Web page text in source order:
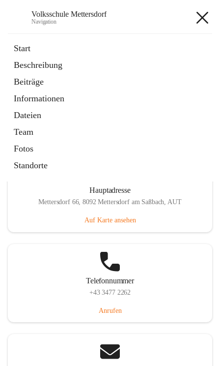
Volksschule Mettersdorf
Navigation
Start
Beschreibung
Beiträge
Informationen
Dateien
Team
Fotos
Standorte
Externe Webseite
in
Tab
Termine
Artikel
öffnet
in
neuem
Tab
Hauptadresse
Mettersdorf 66, 8092 Mettersdorf am Saßbach, AUT
Auf Karte ansehen
Telefonnummer
+43 3477 2262
Anrufen